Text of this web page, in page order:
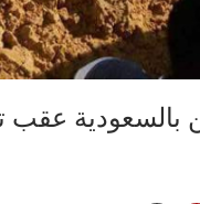
بالسعودية عقب